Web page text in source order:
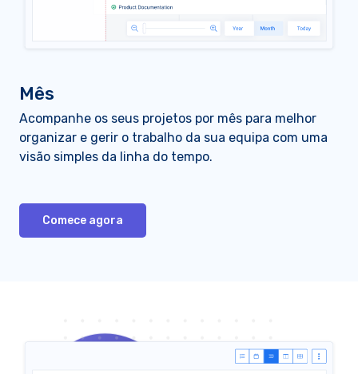
Mês
Acompanhe os seus projetos por mês para melhor
organizar e gerir o trabalho da sua equipa com uma
visão simples da linha do tempo.
Comece agora